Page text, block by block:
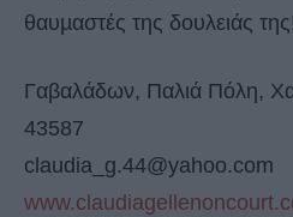
θαυµαστές της δουλειάς της!
Γαβαλάδων, Παλιά Πόλη,
43587
claudia_g.44@yahoo.com